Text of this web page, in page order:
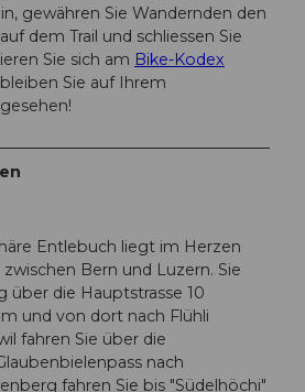
gewähren Sie Wandernden den
dem Trail und schliessen Sie
Sie sich am Bike-Kodex
Sie auf Ihrem
Entlebuch liegt im Herzen
Bern und Luzern. Sie
über die Hauptstrasse 10
und von dort nach Flühli
fahren Sie über die
nach
fahren Sie bis "Südelhöchi"